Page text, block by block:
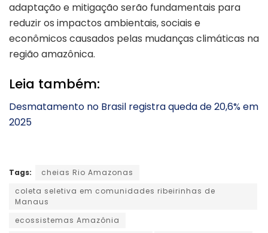
adaptação e mitigação serão fundamentais para
reduzir os impactos ambientais, sociais e
econômicos causados pelas mudanças climáticas na
região amazônica.
Leia também:
Desmatamento no Brasil registra queda de 20,6% em
2025
Tags:
cheias Rio Amazonas
coleta seletiva em comunidades ribeirinhas de
Manaus
ecossistemas Amazônia